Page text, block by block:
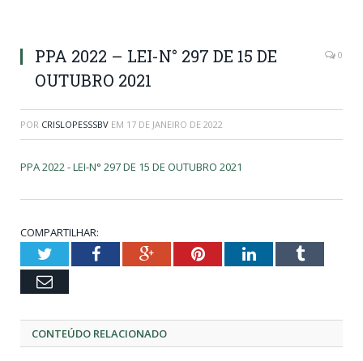
PPA 2022 – LEI-N° 297 DE 15 DE
OUTUBRO 2021
0
POR CRISLOPESSSBV EM 17 DE JANEIRO DE 2022
PPA 2022 - LEI-N° 297 DE 15 DE OUTUBRO 2021
COMPARTILHAR:
TwitterFacebookGoogle+PinterestLinkedInTumblr
Email
CONTEÚDO RELACIONADO